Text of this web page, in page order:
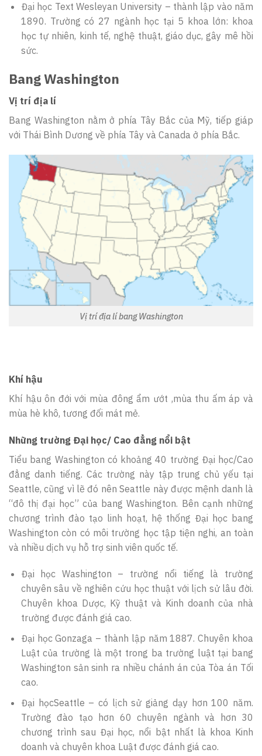
Đại học Text Wesleyan University – thành lập vào năm
1890. Trường có 27 ngành học tại 5 khoa lớn: khoa
học tự nhiên, kinh tế, nghệ thuật, giáo dục, gây mê hồi
sức.
Bang Washington
Vị trí địa lí
Bang Washington nằm ở phía Tây Bắc của Mỹ, tiếp giáp
với Thái Bình Dương về phía Tây và Canada ở phía Bắc.
Vị trí địa lí bang Washington
Khí hậu
Khí hậu ôn đới với mùa đông ẩm ướt ,mùa thu ấm áp và
mùa hè khô, tương đối mát mẻ.
Những trường Đại học/ Cao đẳng nổi bật
Tiểu bang Washington có khoảng 40 trường Đại học/Cao
đẳng danh tiếng. Các trường này tập trung chủ yếu tại
Seattle, cũng vì lẽ đó nên Seattle này được mệnh danh là
“đô thị đại học” của bang Washington. Bên cạnh những
chương trình đào tạo linh hoạt, hệ thống Đại học bang
Washington còn có môi trường học tập tiện nghi, an toàn
và nhiều dịch vụ hỗ trợ sinh viên quốc tế.
Đại học Washington – trường nổi tiếng là trường
chuyên sâu về nghiên cứu học thuật với lịch sử lâu đời.
Chuyên khoa Dược, Kỹ thuật và Kinh doanh của nhà
trường được đánh giá cao.
Đại học Gonzaga – thành lập năm 1887. Chuyên khoa
Luật của trường là một trong ba trường luật tại bang
Washington sản sinh ra nhiều chánh án của Tòa án Tối
cao.
Đại họcSeattle – có lịch sử giảng dạy hơn 100 năm.
Trường đào tạo hơn 60 chuyên ngành và hơn 30
chương trình sau Đại học, nổi bật nhất là khoa Kinh
doanh và chuyên khoa Luật được đánh giá cao.